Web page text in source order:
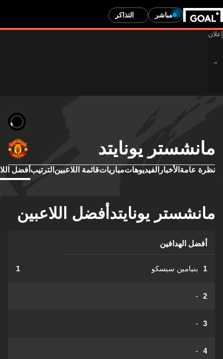
مباشر التذاكر
مانشستر يونايتد
نظرة عامة الأخبار الفيديوهاتمبارياتقائمة اللاعبين الترتيب أفضل
مانشستر يونايتدأفضل اللاعبين
أفضل الهدافين
1 بنيامين سيسكو 1
2
-
3
-
4
-